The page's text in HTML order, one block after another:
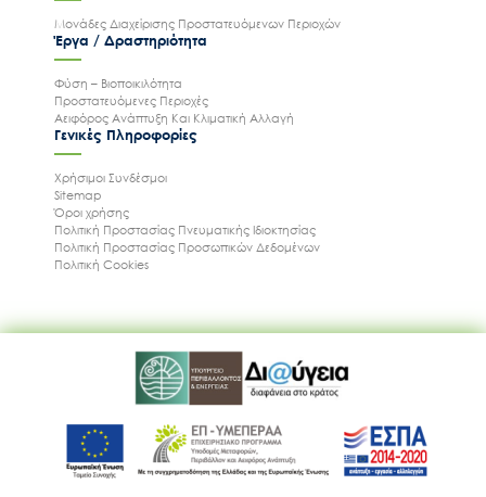
Μονάδες Διαχείρισης Προστατευόμενων Περιοχών
Έργα / Δραστηριότητα
Φύση – Βιοποικιλότητα
Προστατευόμενες Περιοχές
Αειφόρος Ανάπτυξη Και Κλιματική Αλλαγή
Γενικές Πληροφορίες
Χρήσιμοι Συνδέσμοι
Sitemap
Όροι χρήσης
Πολιτική Προστασίας Πνευματικής Ιδιοκτησίας
Πολιτική Προστασίας Προσωπικών Δεδομένων
Πολιτική Cookies